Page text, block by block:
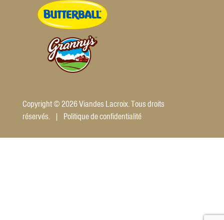
Copyright © 2026 Viandes Lacroix. Tous droits
réservés. | Politique de confidentialité